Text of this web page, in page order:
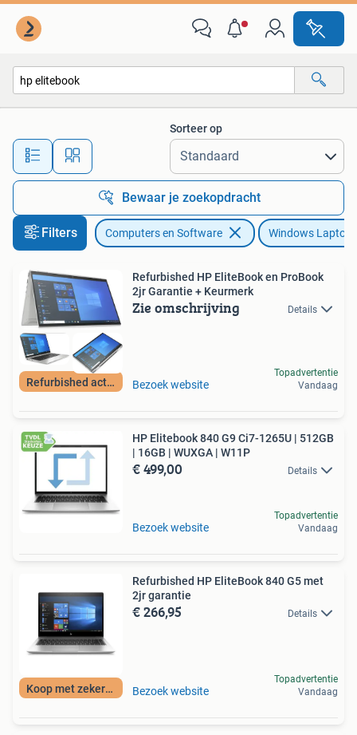
Alle afstanden…
Sorteer op
Bewaar je zoekopdracht
Filters Computers en Software Windows Laptops
Refurbished actie!
Refurbished HP EliteBook en ProBook
2jr Garantie + Keurmerk
Zie omschrijving Details
Bezoek website
Topadvertentie
Vandaag
HP Elitebook 840 G9 Ci7-1265U | 512GB
| 16GB | WUXGA | W11P
€ 499,00 Details
Bezoek website
Topadvertentie
Vandaag
Koop met zekerheid
Refurbished HP EliteBook 840 G5 met
2jr garantie
€ 266,95 Details
Bezoek website
Topadvertentie
Vandaag